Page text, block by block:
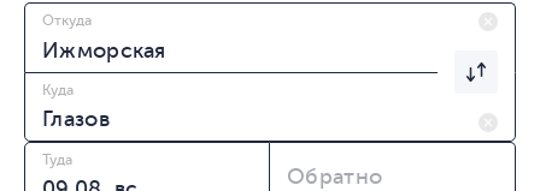
Откуда
Куда
Туда
Обратно